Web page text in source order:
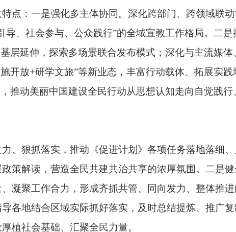
推动《促进计划》各项任务落地落细、见行见效。
全民共建共治共享的浓厚氛围。二是健全协同联动机制。充分发
实际抓好落实，及时总结提炼、推广复制基层典型经验与创新做
汇聚全民力量。